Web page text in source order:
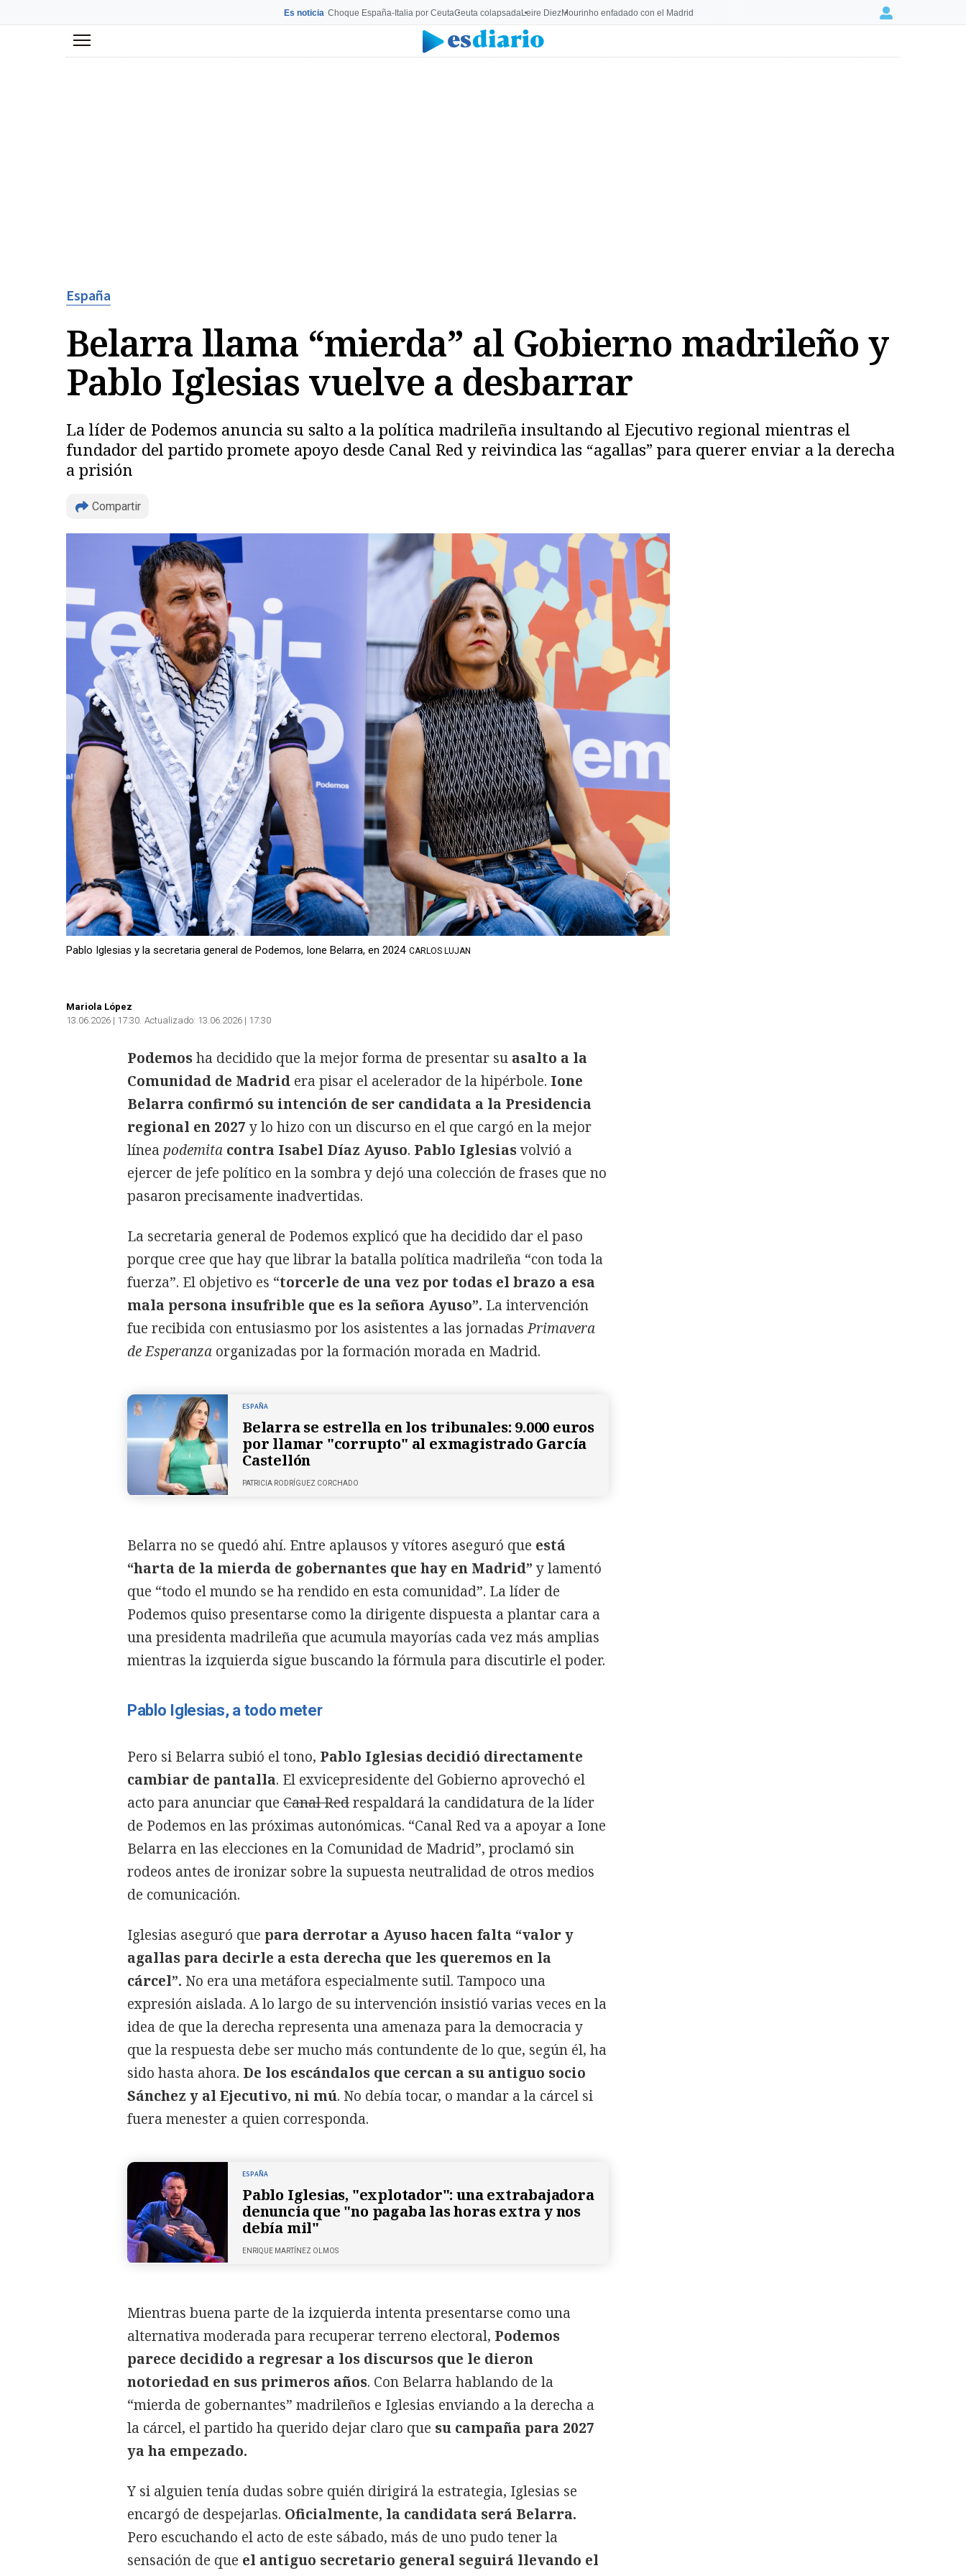
Es noticia Choque España-Italia por CeutaCeuta colapsadaLeire DiezMourinho enfadado con el Madrid Login
Menú
España
Belarra llama “mierda” al Gobierno madrileño y
Pablo Iglesias vuelve a desbarrar
La líder de Podemos anuncia su salto a la política madrileña insultando al Ejecutivo regional mientras el
fundador del partido promete apoyo desde Canal Red y reivindica las “agallas” para querer enviar a la derecha
a prisión
Compartir
Pablo Iglesias y la secretaria general de Podemos, Ione Belarra, en 2024 CARLOS LUJAN
Mariola López
13.06.2026 | 17:30 Actualizado: 13.06.2026 | 17:30
Podemosha decidido que la mejor forma de presentar su asalto a la
Comunidad de Madrid era pisar el acelerador de la hipérbole. Ione
Belarra confirmó su intención de ser candidata a la Presidencia
regional en 2027 y lo hizo con un discurso en el que cargó en la mejor
línea podemita contra Isabel Díaz Ayuso. Pablo Iglesiasvolvió a
ejercer de jefe político en la sombra y dejó una colección de frases que no
pasaron precisamente inadvertidas.
La secretaria general de Podemos explicó que ha decidido dar el paso
porque cree que hay que librar la batalla política madrileña “con toda la
fuerza”. El objetivo es “torcerle de una vez por todas el brazo a esa
mala persona insufrible que es la señora Ayuso”. La intervención
fue recibida con entusiasmo por los asistentes a las jornadasPrimavera
de Esperanza organizadas por la formación morada en Madrid.
ESPAÑA
Belarra se estrella en los tribunales: 9.000 euros
por llamar "corrupto" al exmagistrado García
Castellón
PATRICIA RODRÍGUEZ CORCHADO
Belarra no se quedó ahí. Entre aplausos y vítores aseguró que está
“harta de la mierda de gobernantes que hay en Madrid” y lamentó
que “todo el mundo se ha rendido en esta comunidad”. La líder de
Podemos quiso presentarse como la dirigente dispuesta a plantar cara a
una presidenta madrileña que acumula mayorías cada vez más amplias
mientras la izquierda sigue buscando la fórmula para discutirle el poder.
Pablo Iglesias, a todo meter
Pero si Belarra subió el tono, Pablo Iglesias decidió directamente
cambiar de pantalla. El exvicepresidente del Gobierno aprovechó el
acto para anunciar que Canal Redrespaldará la candidatura de la líder
de Podemos en las próximas autonómicas. “Canal Red va a apoyar a Ione
Belarra en las elecciones en la Comunidad de Madrid”, proclamó sin
rodeos antes de ironizar sobre la supuesta neutralidad de otros medios
de comunicación.
Iglesias aseguró que para derrotar a Ayuso hacen falta “valor y
agallas para decirle a esta derecha que les queremos en la
cárcel”. No era una metáfora especialmente sutil. Tampoco una
expresión aislada. A lo largo de su intervención insistió varias veces en la
idea de que la derecha representa una amenaza para la democracia y
que la respuesta debe ser mucho más contundente de lo que, según él, ha
sido hasta ahora. De los escándalos que cercan a su antiguo socio
Sánchez y al Ejecutivo, ni mú. No debía tocar, o mandar a la cárcel si
fuera menester a quien corresponda.
ESPAÑA
Pablo Iglesias, "explotador": una extrabajadora
denuncia que "no pagaba las horas extra y nos
debía mil"
ENRIQUE MARTÍNEZ OLMOS
Mientras buena parte de la izquierda intenta presentarse como una
alternativa moderada para recuperar terreno electoral, Podemos
parece decidido a regresar a los discursos que le dieron
notoriedad en sus primeros años. Con Belarra hablando de la
“mierda de gobernantes” madrileños e Iglesias enviando a la derecha a
la cárcel, el partido ha querido dejar claro que su campaña para 2027
ya ha empezado.
Y si alguien tenía dudas sobre quién dirigirá la estrategia, Iglesias se
encargó de despejarlas. Oficialmente, la candidata será Belarra.
Pero escuchando el acto de este sábado, más de uno pudo tener la
sensación de que el antiguo secretario general seguirá llevando el